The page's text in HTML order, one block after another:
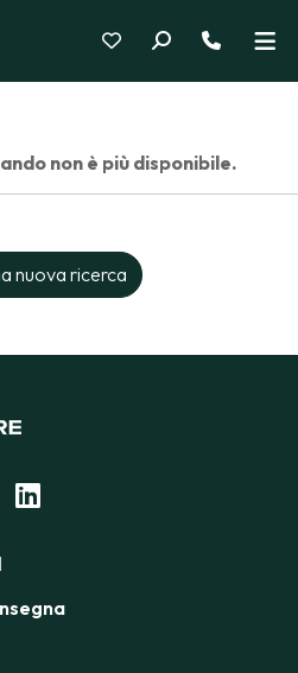
non è più disponibile.
nuova ricerca